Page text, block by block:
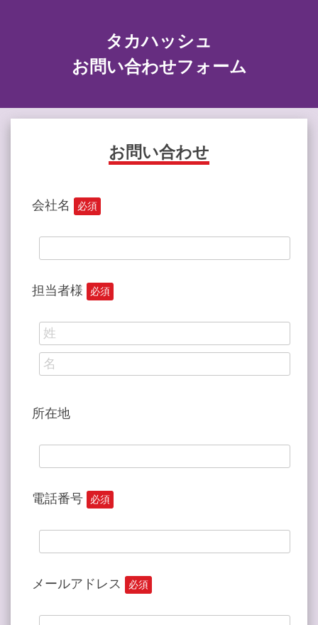
タカハッシュ
お問い合わせフォーム
お問い合わせ
会社名 必須
担当者様 必須
所在地
電話番号 必須
メールアドレス 必須